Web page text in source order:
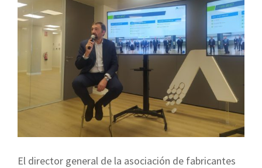
El director general de la asociación de fabricantes